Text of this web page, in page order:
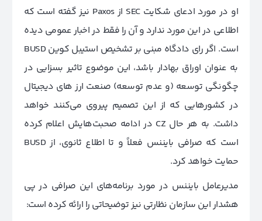
او در مورد ادعای شکایت SEC از Paxos نیز گفته است که
اطلاعی در این مورد ندارد و آن را فقط در اخبار عمومی دیده
است. اگر رای دادگاه مبنی بر تشخیص استیبل کوین BUSD
به عنوان اوراق بهادار باشد، این موضوع تاثیر بسزایی در
چگونگی توسعه (و عدم توسعه) صنعت ارز های دیجیتال
در کشور‌هایی که از این تصمیم پیروی می‌کنند خواهد
داشت. به هر حال CZ در ادامه صحبت‌هایش اعلام کرده
است که صرافی بایننس فعلاً و تا اطلاع ثانوی، از BUSD
حمایت خواهد کرد.
مدیرعامل بایننس در مورد برنامه‌های این صرافی در پی
هشدار این سازمان نظارتی نیز توضیحاتی را ارائه کرده است: